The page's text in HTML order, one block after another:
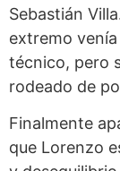
Sebastián
extremo
técnico, pero
rodeado de
Finalmente
que Lorenzo